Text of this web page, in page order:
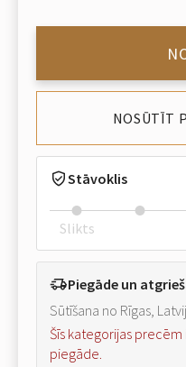
NOSŪTĪT
Stāvoklis
Slikts
Piegāde un
Sūtīšana no Rīgas,
Šīs kategorijas
piegāde.